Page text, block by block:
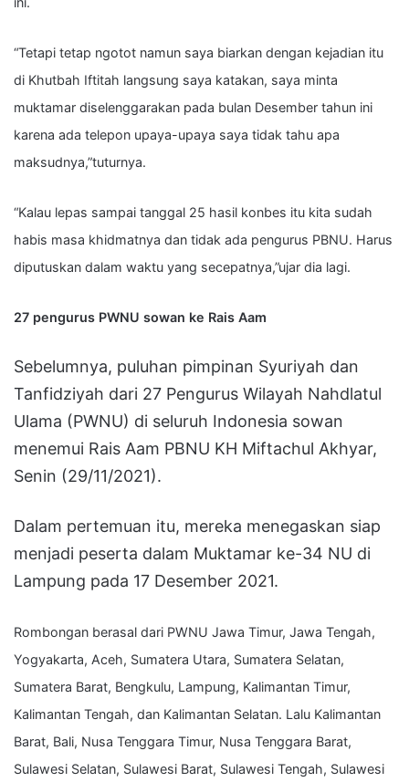
“Tetapi tetap ngotot namun saya biarkan dengan kejadian itu
di Khutbah Iftitah langsung saya katakan, saya minta
muktamar diselenggarakan pada bulan Desember tahun ini
karena ada telepon upaya-upaya saya tidak tahu apa
maksudnya,”tuturnya.
“Kalau lepas sampai tanggal 25 hasil konbes itu kita sudah
habis masa khidmatnya dan tidak ada pengurus PBNU. Harus
diputuskan dalam waktu yang secepatnya,”ujar dia lagi.
27 pengurus PWNU sowan ke Rais Aam
Sebelumnya, puluhan pimpinan Syuriyah dan
Tanfidziyah dari 27 Pengurus Wilayah Nahdlatul
Ulama (PWNU) di seluruh Indonesia sowan
menemui Rais Aam PBNU KH Miftachul Akhyar,
Senin (29/11/2021).
Dalam pertemuan itu, mereka menegaskan siap
menjadi peserta dalam Muktamar ke-34 NU di
Lampung pada 17 Desember 2021.
Rombongan berasal dari PWNU Jawa Timur, Jawa Tengah,
Yogyakarta, Aceh, Sumatera Utara, Sumatera Selatan,
Sumatera Barat, Bengkulu, Lampung, Kalimantan Timur,
Kalimantan Tengah, dan Kalimantan Selatan. Lalu Kalimantan
Barat, Bali, Nusa Tenggara Timur, Nusa Tenggara Barat,
Sulawesi Selatan, Sulawesi Barat, Sulawesi Tengah, Sulawesi